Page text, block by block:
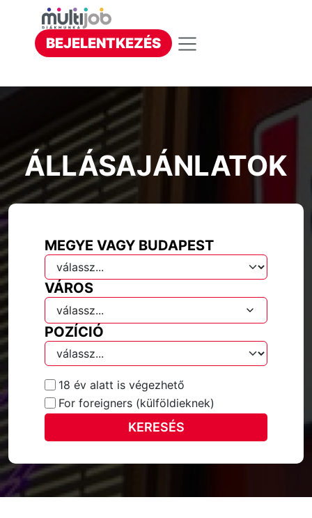
BEJELENTKEZÉS
ÁLLÁSAJÁNLATOK
MEGYE VAGY BUDAPEST
VÁROS
válassz...
POZÍCIÓ
18 év alatt is végezhető
For foreigners (külföldieknek)
KERESÉS